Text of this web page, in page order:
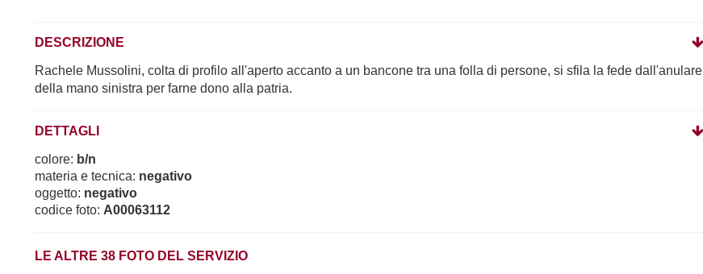
DESCRIZIONE
Rachele Mussolini, colta di profilo all'aperto accanto a un bancone tra una folla di persone, si sfila la fede dall'anulare
della mano sinistra per farne dono alla patria.
DETTAGLI
colore: b/n
materia e tecnica: negativo
oggetto: negativo
codice foto: A00063112
LE ALTRE 38 FOTO DEL SERVIZIO